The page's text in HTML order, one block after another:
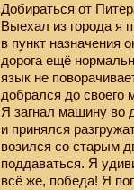
Добираться от
Выехал из города я
в пункт назначения
дорога ещё
язык не
добрался до своего
Я загнал машину во
и принялся
возился со старым
поддаваться. Я
всё же, победа! Я